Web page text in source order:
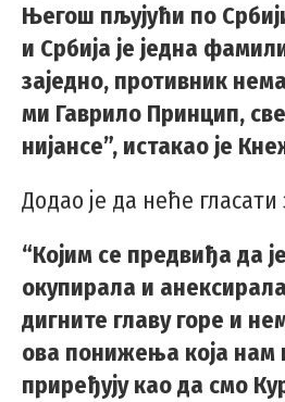
Његош пљујући по
и Србија је једна
заједно, противник
ми Гаврило Принцип,
нијансе”, истакао је
Додао је да неће гласати
“Којим се предвиђа да
окупирала и
дигните главу горе и
ова понижења која нам
приређују као да смо